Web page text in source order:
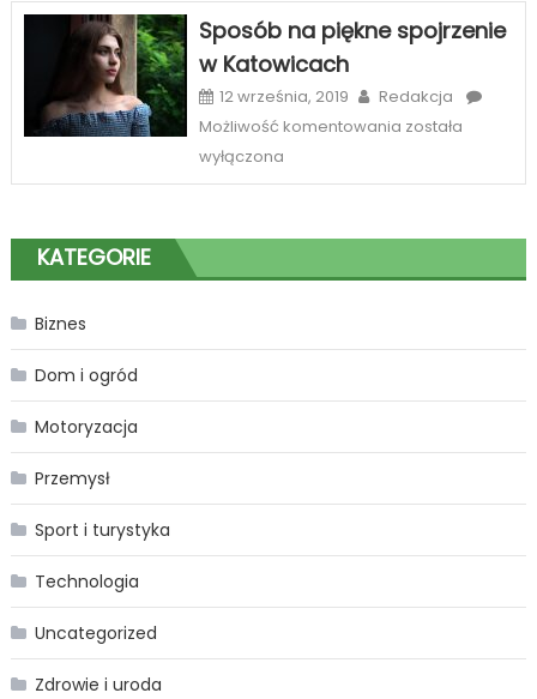
Zabrze
Sposób na piękne spojrzenie
w Katowicach
12 września, 2019
Redakcja
Możliwość komentowania Sposób
piękne
w
została
wyłączona
KATEGORIE
Biznes
Dom i ogród
Motoryzacja
Przemysł
Sport i turystyka
Technologia
Uncategorized
Zdrowie i uroda